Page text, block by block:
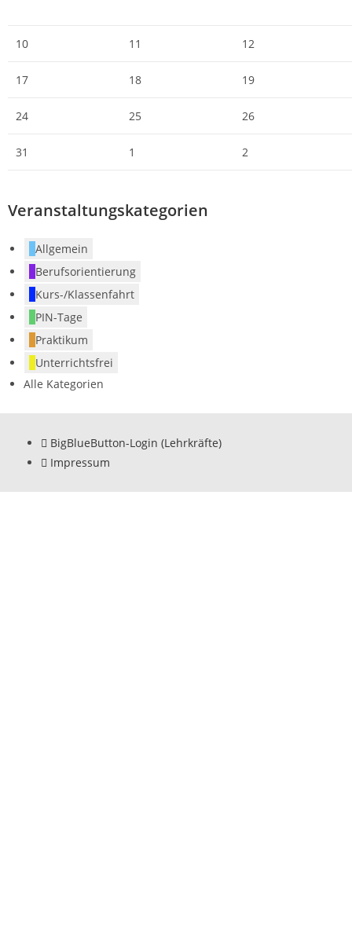
10 11 12
17 18 19
24 25 26
31 1 2
Veranstaltungskategorien
Allgemein
Berufsorientierung
Kurs-/Klassenfahrt
PIN-Tage
Praktikum
Unterrichtsfrei
Alle Kategorien
BigBlueButton-Login (Lehrkräfte)
Impressum